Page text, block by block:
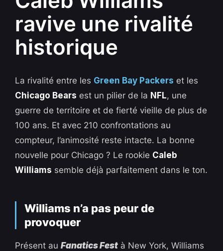
ravive une rivalité
historique
La rivalité entre les Green Bay Packers et les
Chicago Bears est un pilier de la NFL, une
guerre de territoire et de fierté vieille de plus de
100 ans. Et avec 210 confrontations au
compteur, l’animosité reste intacte. La bonne
nouvelle pour Chicago ? Le rookie Caleb
Williams semble déjà parfaitement dans le ton.
Williams n’a pas peur de
provoquer
Présent auFanatics Fest à New York, Williams